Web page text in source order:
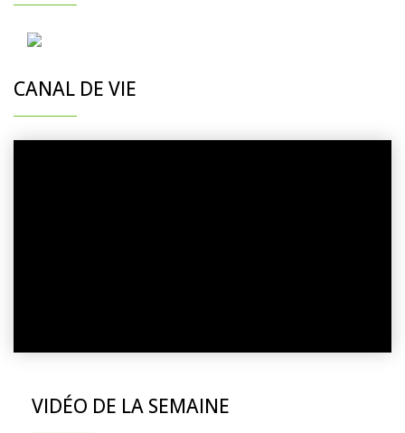
CANAL DE VIE
VIDÉO DE LA SEMAINE